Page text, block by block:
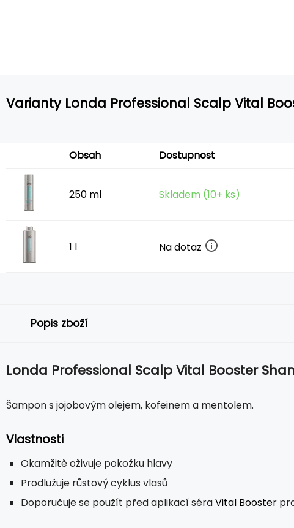
Varianty Londa Professional Scalp Vital
Obsah Dostupnost
250 ml Skladem (10+ ks)
1 l Na dotaz
Popis zboží
Londa Professional Scalp Vital Booster
Šampon s jojobovým olejem, kofeinem a mentolem.
Vlastnosti
Okamžitě oživuje pokožku hlavy
Prodlužuje růstový cyklus vlasů
Doporučuje se použít před aplikací séraVital Booster